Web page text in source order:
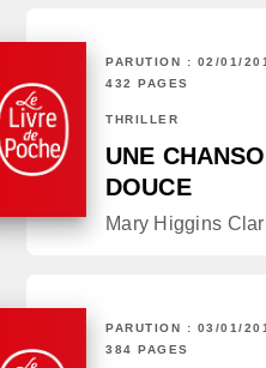
PARUTION : 02/01/
432 PAGES
THRILLER
UNE
DOUCE
Mary Higgins
PARUTION : 03/01/
384 PAGES